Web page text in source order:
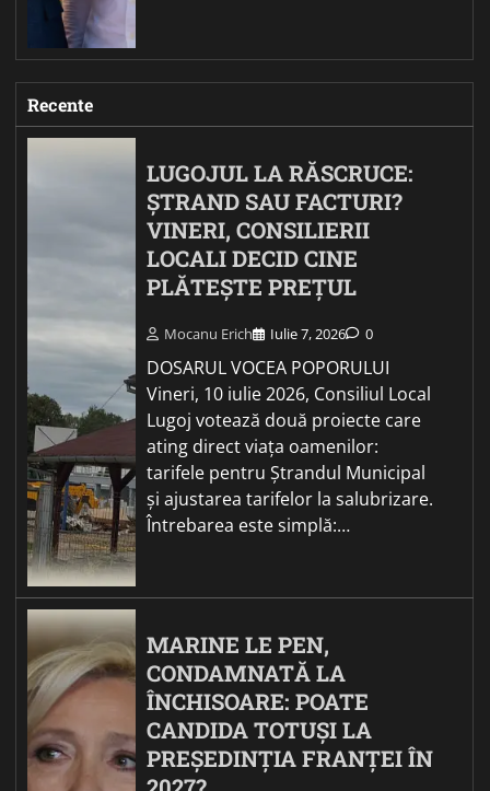
Recente
LUGOJUL LA RĂSCRUCE:
ȘTRAND SAU FACTURI?
VINERI, CONSILIERII
LOCALI DECID CINE
PLĂTEȘTE PREȚUL
Mocanu Erich Iulie 7, 2026 0
DOSARUL VOCEA POPORULUI
Vineri, 10 iulie 2026, Consiliul Local
Lugoj votează două proiecte care
ating direct viața oamenilor:
tarifele pentru Ștrandul Municipal
și ajustarea tarifelor la salubrizare.
Întrebarea este simplă:…
MARINE LE PEN,
CONDAMNATĂ LA
ÎNCHISOARE: POATE
CANDIDA TOTUȘI LA
PREȘEDINȚIA FRANȚEI ÎN